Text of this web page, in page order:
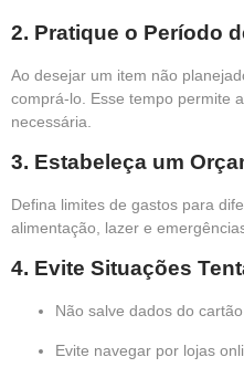
2. Pratique o Período
Ao desejar um item não
comprá-lo. Esse tempo permite
necessária.
3. Estabeleça um
Defina limites de gastos para
alimentação, lazer e
4. Evite Situações
Não salve dados do
Evite navegar por lojas